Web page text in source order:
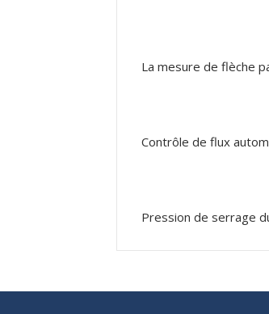
La mesure de flèche
Contrôle de flux
Pression de serrage